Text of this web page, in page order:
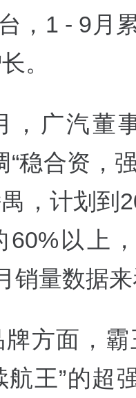
，1 - 9月
。
，广汽董
“稳合资，
，计划到
60%以上
销量数据来
方面，
航王”的超